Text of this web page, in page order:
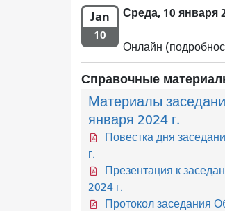
Jan
10
Среда, 10 января
Онлайн
Справочные
Материалы
января 2024 г.
Повестка дня
г.
Презентация к
2024 г.
Протокол заседания